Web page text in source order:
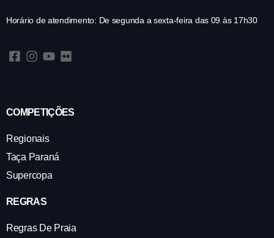
Horário de atendimento: De segunda a sexta-feira das 09 às 17h30
COMPETIÇÕES
Regionais
Taça Paraná
Supercopa
REGRAS
Regras De Praia